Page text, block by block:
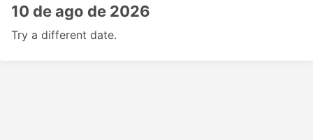
10 de ago de 2026
Try a different date.